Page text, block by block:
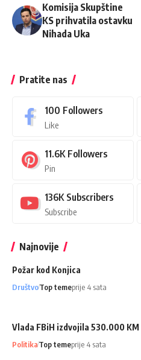
Komisija Skupštine
KS prihvatila ostavku
Nihada Uka
Pratite nas
100 Followers
Like
11.6K Followers
Pin
136K Subscribers
Subscribe
Najnovije
Požar kod Konjica
DruštvoTop temeprije 4 sata
Vlada FBiH izdvojila 530.000 KM
PolitikaTop temeprije 4 sata